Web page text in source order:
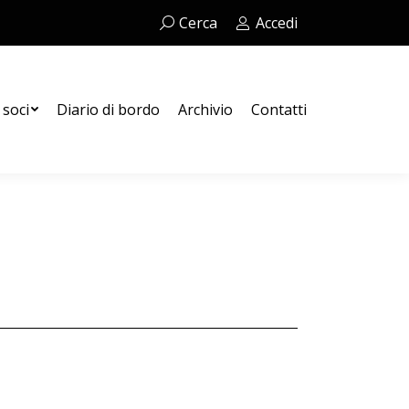
Cerca:Cerca Accedi
Diario di bordo Archivio Contatti
Contatti